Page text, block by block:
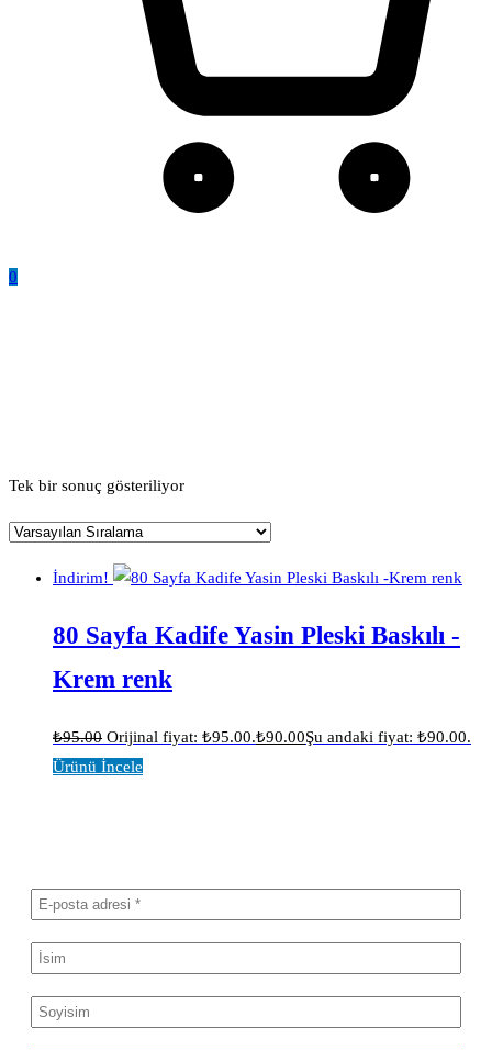
0
Tek bir sonuç gösteriliyor
İndirim!
80 Sayfa Kadife Yasin Pleski Baskılı -
Krem renk
₺95.00 Orijinal fiyat: ₺95.00.₺90.00Şu andaki fiyat: ₺90.00.
Ürünü İncele